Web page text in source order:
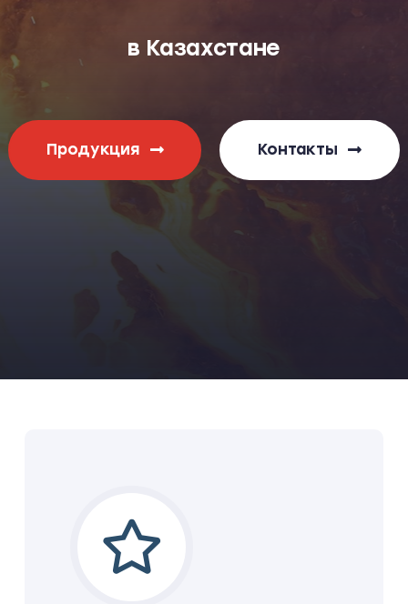
в Казахстане
Продукция Контакты